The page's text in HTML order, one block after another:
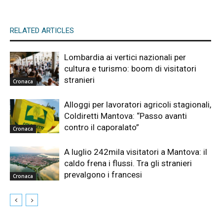
RELATED ARTICLES
Cronaca
Lombardia ai vertici nazionali per
cultura e turismo: boom di visitatori
stranieri
Cronaca
Alloggi per lavoratori agricoli stagionali,
Coldiretti Mantova: “Passo avanti
contro il caporalato”
Cronaca
A luglio 242mila visitatori a Mantova: il
caldo frena i flussi. Tra gli stranieri
prevalgono i francesi